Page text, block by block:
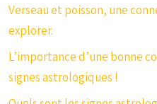
Verseau et poisson, une
explorer.
L’importance d’une bonne
signes astrologiques !